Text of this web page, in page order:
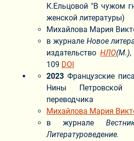
К.Ельцовой "В чужом
женской литературы)
Михайлова Мария
в журнале Новое
издательствоНЛО(М.)
109 DOI
2023 Французские
Нины
переводчика
Михайлова Мария
в журнале